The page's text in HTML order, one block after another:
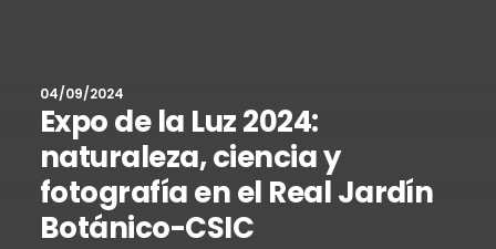
04/09/2024
Expo de la Luz 2024:
naturaleza, ciencia y
fotografía en el Real Jardín
Botánico-CSIC